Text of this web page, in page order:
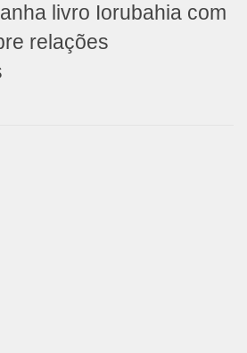
livro Iorubahia com
relações